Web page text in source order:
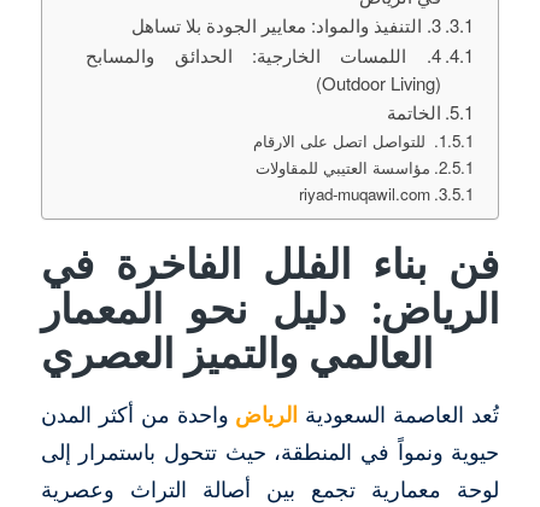
3. التنفيذ والمواد: معايير الجودة بلا تساهل
4. اللمسات الخارجية: الحدائق والمسابح
(Outdoor Living)
الخاتمة
للتواصل اتصل على الارقام
مؤاسسة العتيبي للمقاولات
riyad-muqawil.com
فن بناء الفلل الفاخرة في
الرياض: دليل نحو المعمار
العالمي والتميز العصري
تُعد العاصمة السعودية الرياض واحدة من أكثر المدن
حيوية ونمواً في المنطقة، حيث تتحول باستمرار إلى
لوحة معمارية تجمع بين أصالة التراث وعصرية